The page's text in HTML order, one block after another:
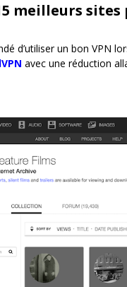
meilleurs
d’utiliser un bon VPN
avec une réduction